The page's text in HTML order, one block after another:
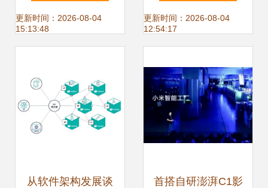
领域的应用探讨与
更新时间：2026-08-04
15:13:48
择与机构排名全解
更新时间：2026-08-04
12:54:17
从软件架构发展谈 首搭自研澎湃C1影